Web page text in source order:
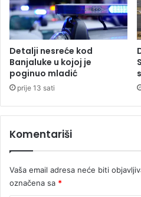
Detalji nesreće kod
Banjaluke u kojoj je
poginuo mladić
prije 13 sati
Komentariši
Vaša email adresa neće biti
označena sa *